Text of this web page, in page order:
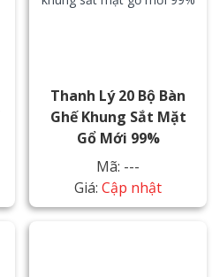
Thanh Lý 20 Bộ Bàn
Ghế Khung Sắt Mặt
Gổ Mới 99%
Mã: ---
Giá: Cập nhật